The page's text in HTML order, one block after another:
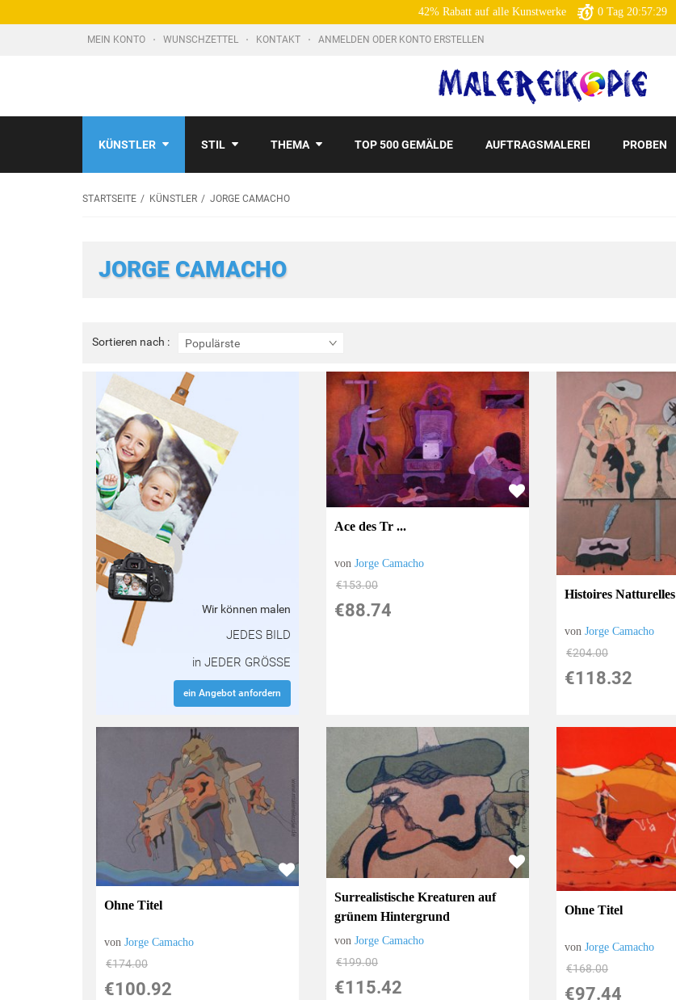
42% Rabatt auf alle Kunstwerke 0 Tag 20:57:28
MEIN KONTO WUNSCHZETTEL KONTAKT ANMELDEN ODER KONTO ERSTELLEN
KÜNSTLER STIL THEMA TOP 500 GEMÄLDE AUFTRAGSMALEREI PROBEN
STARTSEITE KÜNSTLER JORGE CAMACHO
JORGE CAMACHO
Sortieren nach : Populärste
Sortieren
nach
Wir können malen
JEDES BILD
in JEDER GRÖSSE
ein Angebot anfordern
Ace des Tr ...
vonJorge Camacho
€153.00
€88.74
Histoires Natturelles
vonJorge Camacho
€204.00
€118.32
Ohne Titel
vonJorge Camacho
€174.00
€100.92
Surrealistische Kreaturen auf
grünem Hintergrund
vonJorge Camacho
€199.00
€115.42
Ohne Titel
vonJorge Camacho
€168.00
€97.44